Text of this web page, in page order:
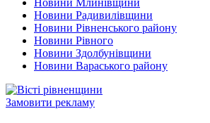
Новини Млинівщини
Новини Радивилівщини
Новини Рівненського району
Новини Рівного
Новини Здолбунівщини
Новини Вараського району
Замовити рекламу